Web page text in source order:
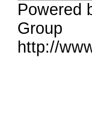
Powered
Group
http://